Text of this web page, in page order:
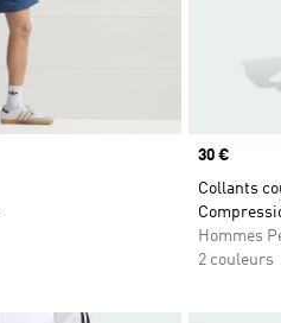
Prix
30 €
Collants
Hommes
2 couleurs